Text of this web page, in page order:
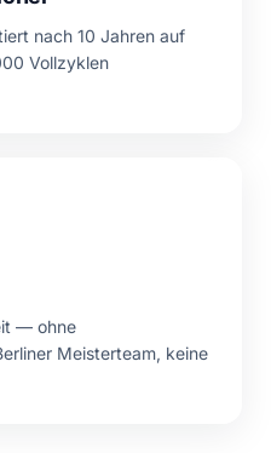
nach 10 Jahren auf
Vollzyklen
— ohne
Meisterteam, keine